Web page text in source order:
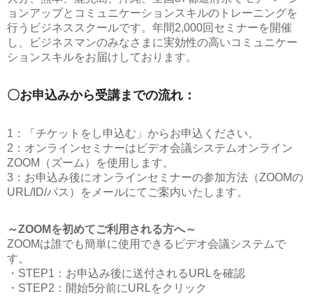
ョンアップとコミュニケーションスキルのトレーニングを
行うビジネススクールです。年間2,000回セミナーを開催
し、ビジネスマンのみなさまに実効性の高いコミュニケー
ションスキルをお届けしております。
〇お申込みから受講までの流れ：
1：「チケットをし申込む」からお申込ください。
2：オンラインセミナーはビデオ会議システムオンライン
ZOOM（ズーム）を使用します。
3：お申込み後にオンラインセミナーの参加方法（ZOOMの
URL/ID/パス）をメールにてご案内いたします。
～ZOOMを初めてご利用される方へ～
ZOOMは誰でも簡単に使用できるビデオ会議システムで
す。
・STEP1：お申込み後に送付されるURLを確認
・STEP2：開始5分前にURLをクリック